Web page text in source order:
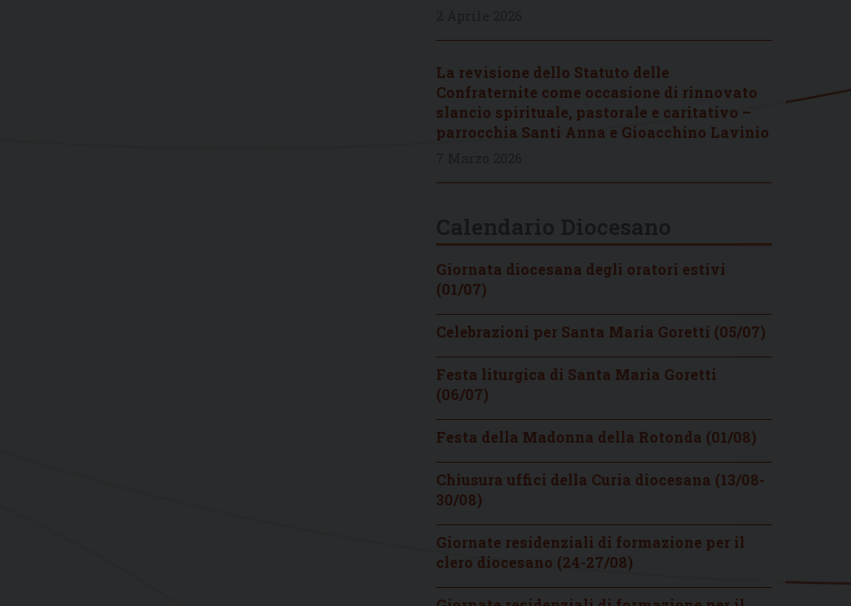
La revisione dello Statuto delle
Confraternite come occasione di rinnovato
slancio spirituale, pastorale e caritativo –
parrocchia Santi Anna e Gioacchino Lavinio
Giornata diocesana degli oratori estivi
(01/07)
Celebrazioni per Santa Maria Goretti (05/07)
Festa liturgica di Santa Maria Goretti
(06/07)
Festa della Madonna della Rotonda (01/08)
Chiusura uffici della Curia diocesana (13/08-
30/08)
Giornate residenziali di formazione per il
clero diocesano (24-27/08)